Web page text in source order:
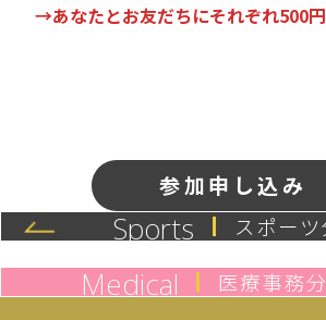
→あなたとお友だちにそれぞれ500
参加申し込み
Sports スポー
Medical 医療事務